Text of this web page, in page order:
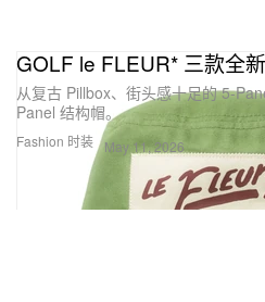
Fashion 时装
GOLF le FLEUR* 三款全
从复古 Pillbox、街头感十足的 5-
Panel 结构帽。
May 11, 2026